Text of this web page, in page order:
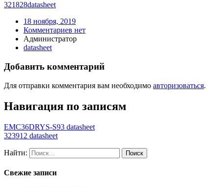
321828datasheet
18 ноября, 2019
Комментариев нет
Администратор
datasheet
Добавить комментарий
Для отправки комментария вам необходимо авторизоваться.
Навигация по записям
EMC36DRYS-S93 datasheet
323912 datasheet
Найти:
Свежие записи